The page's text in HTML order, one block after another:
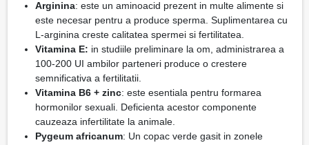
Arginina: este un aminoacid prezent in multe alimente si
este necesar pentru a produce sperma. Suplimentarea cu
L-arginina creste calitatea spermei si fertilitatea.
Vitamina E: in studiile preliminare la om, administrarea a
100-200 UI ambilor parteneri produce o crestere
semnificativa a fertilitatii.
Vitamina B6 + zinc: este esentiala pentru formarea
hormonilor sexuali. Deficienta acestor componente
cauzeaza infertilitate la animale.
Pygeum africanum: Un copac verde gasit in zonele